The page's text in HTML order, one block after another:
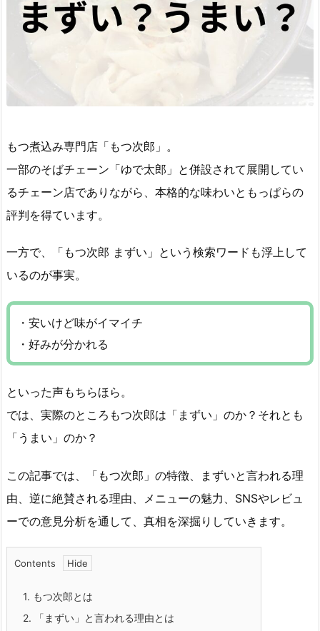
もつ煮込み専門店「もつ次郎」。
一部のそばチェーン「ゆで太郎」と併設されて展開してい
るチェーン店でありながら、本格的な味わいともっぱらの
評判を得ています。
一方で、「もつ次郎 まずい」という検索ワードも浮上して
いるのが事実。
・安いけど味がイマイチ
・好みが分かれる
といった声もちらほら。
では、実際のところもつ次郎は「まずい」のか？それとも
「うまい」のか？
この記事では、「もつ次郎」の特徴、まずいと言われる理
由、逆に絶賛される理由、メニューの魅力、SNSやレビュ
ーでの意見分析を通して、真相を深掘りしていきます。
Contents
1. もつ次郎とは
2. 「まずい」と言われる理由とは